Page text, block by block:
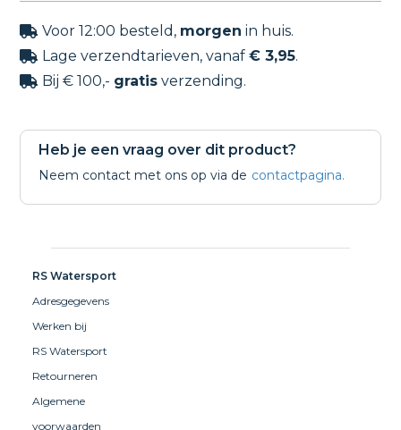
 Voor 12:00 besteld, morgen in huis.
 Lage verzendtarieven, vanaf€ 3,95.
 Bij € 100,- gratis verzending.
Heb je een vraag over dit product?
Neem contact met ons op via de contactpagina.
RS Watersport
Adresgegevens
Werken bij
RS Watersport
Retourneren
Algemene
voorwaarden